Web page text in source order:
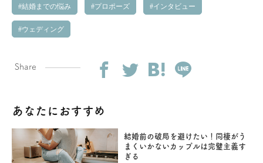
結婚までの悩み プロポーズ インタビュー
ウェディング
Share
あなたにおすすめ
結婚前の破局を避けたい！同棲がう
まくいかないカップルは完璧主義す
ぎる